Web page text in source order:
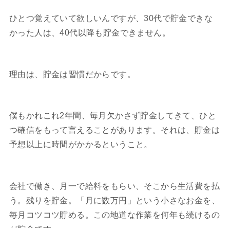
ひとつ覚えていて欲しいんですが、30代で貯金できな
かった人は、40代以降も貯金できません。
理由は、貯金は習慣だからです。
僕もかれこれ2年間、毎月欠かさず貯金してきて、ひと
つ確信をもって言えることがあります。それは、貯金は
予想以上に時間がかかるということ。
会社で働き、月一で給料をもらい、そこから生活費を払
う。残りを貯金。「月に数万円」という小さなお金を、
毎月コツコツ貯める。この地道な作業を何年も続けるの